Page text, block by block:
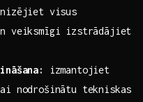
visus
veiksmīgi ​izstrādājiet
izmantojiet
nodrošinātu tekniskas